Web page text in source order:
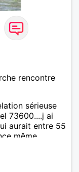
rencontre
sérieuse
73600....j ai
aurait entre 55
même
avec
à ma